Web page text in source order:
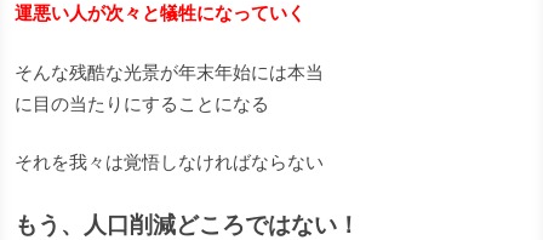
運悪い人が次々と犠牲になっていく
そんな残酷な光景が年末年始には本当
に目の当たりにすることになる
それを我々は覚悟しなければならない
もう、人口削減どころではない！